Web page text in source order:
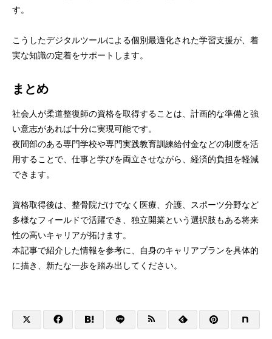
す。
こうしたデジタルツールによる個別最適化された学習支援が、着
実な知識の定着をサポートします。
まとめ
社会人が柔道整復師の資格を取得することは、計画的な準備と強
い意志があれば十分に実現可能です。
夜間部のある専門学校や専門実践教育訓練給付金などの制度を活
用することで、仕事と学びを両立させながら、経済的負担を軽減
できます。
資格取得後は、整骨院だけでなく医療、介護、スポーツ分野など
多様なフィールドで活躍でき、独立開業という選択肢もある将来
性の高いキャリアが拓けます。
本記事で紹介した情報を参考に、自身のキャリアプランを具体的
に描き、新たな一歩を踏み出してください。